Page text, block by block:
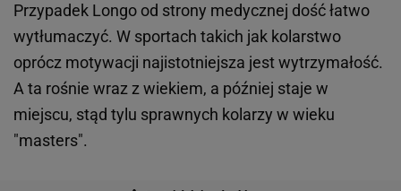
Przypadek Longo od strony medycznej dość łatwo
wytłumaczyć. W sportach takich jak kolarstwo
oprócz motywacji najistotniejsza jest wytrzymałość.
A ta rośnie wraz z wiekiem, a później staje w
miejscu, stąd tylu sprawnych kolarzy w wieku
"masters".